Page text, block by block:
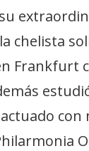
chelista
Frankfurt
con